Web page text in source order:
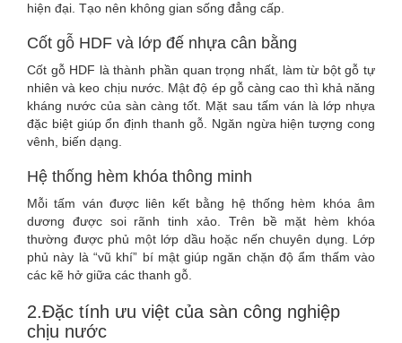
hiện đại. Tạo nên không gian sống đẳng cấp.
Cốt gỗ HDF và lớp đế nhựa cân bằng
Cốt gỗ HDF là thành phần quan trọng nhất, làm từ bột gỗ tự
nhiên và keo chịu nước. Mật độ ép gỗ càng cao thì khả năng
kháng nước của sàn càng tốt. Mặt sau tấm ván là lớp nhựa
đặc biệt giúp ổn định thanh gỗ. Ngăn ngừa hiện tượng cong
vênh, biến dạng.
Hệ thống hèm khóa thông minh
Mỗi tấm ván được liên kết bằng hệ thống hèm khóa âm
dương được soi rãnh tinh xảo. Trên bề mặt hèm khóa
thường được phủ một lớp dầu hoặc nến chuyên dụng. Lớp
phủ này là “vũ khí” bí mật giúp ngăn chặn độ ẩm thấm vào
các kẽ hở giữa các thanh gỗ.
2.Đặc tính ưu việt của sàn công nghiệp
chịu nước